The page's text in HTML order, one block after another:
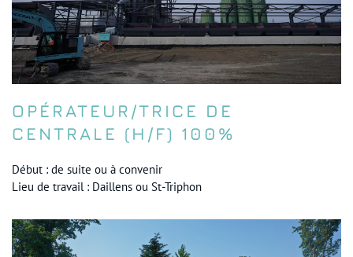
OPÉRATEUR/TRICE DE
CENTRALE (H/F) 100%
Début : de suite ou à convenir
Lieu de travail : Daillens ou St-Triphon